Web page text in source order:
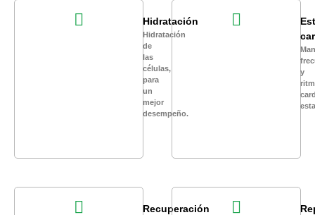
Hidratación
Hidratación
de
las
células,
para
un
mejor
desempeño.
y
Recuperación